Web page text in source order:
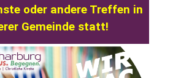
oder andere Treffen in
Gemeinde statt!